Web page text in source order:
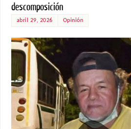
descomposición
abril 29, 2026 Opinión